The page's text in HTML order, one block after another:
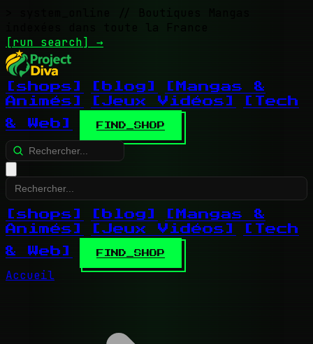
// Boutiques Mangas
indexées dans toute la France
[run search] →
[shops] [blog]
[Mangas &
Animés]
[Jeux Vidéos]
[Tech
& Web]
FIND_SHOP
[shops] [blog]
[Mangas &
Animés]
[Jeux Vidéos]
[Tech
& Web]
FIND_SHOP
Accueil